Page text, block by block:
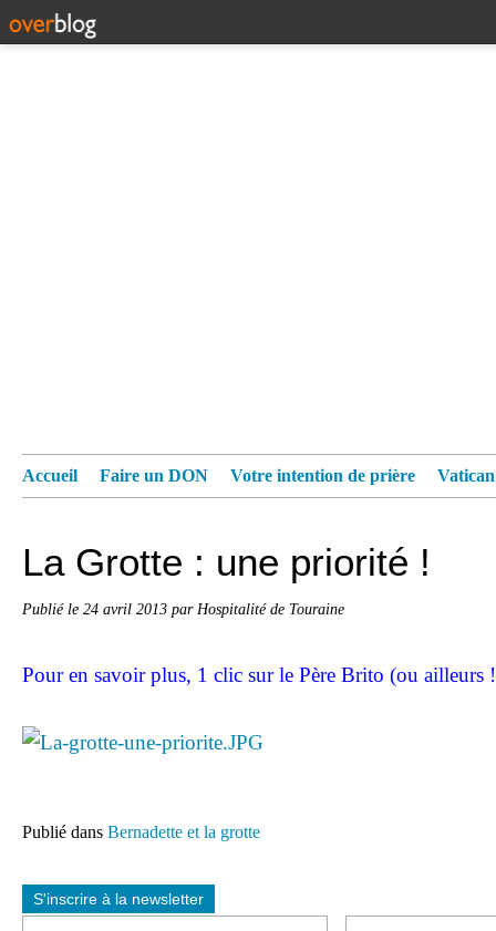
Accueil Faire un DON Votre intention de prière
La Grotte : une priorité !
Publié le 24 avril 2013 par Hospitalité de Touraine
Pour en savoir plus, 1 clic sur le Père Brito (ou ailleurs
Publié dans Bernadette et la grotte
S'inscrire à la newsletter